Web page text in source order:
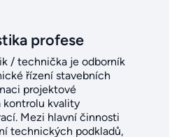
profese
/ technička je odborník
řízení stavebních
projektové
kontrolu kvality
Mezi hlavní činnosti
technických podkladů,